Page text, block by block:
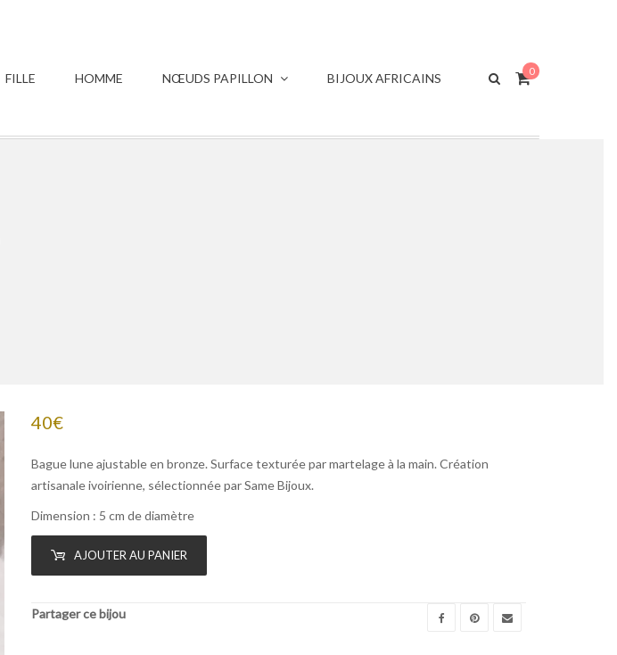
FILLE HOMME NŒUDS PAPILLON BIJOUX AFRICAINS 0
40€
Bague lune ajustable en bronze. Surface texturée par martelage à la main. Création
artisanale ivoirienne, sélectionnée par Same Bijoux.
Dimension : 5 cm de diamètre
AJOUTER AU PANIER
Partager ce bijou